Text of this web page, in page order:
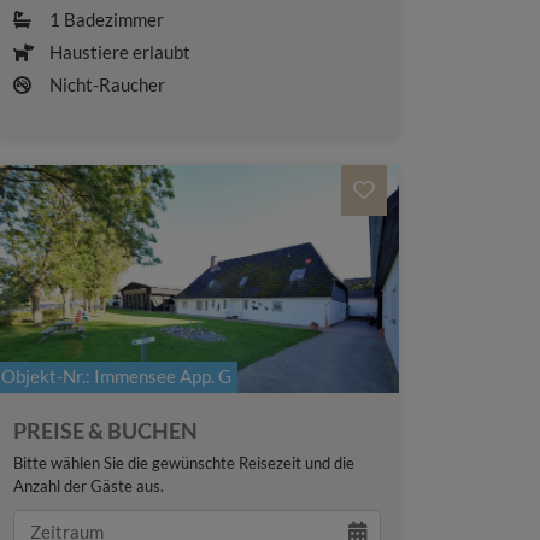
1 Badezimmer
Haustiere erlaubt
Nicht-Raucher
Objekt-Nr.: Immensee App. G
PREISE & BUCHEN
Bitte wählen Sie die gewünschte Reisezeit und die
Anzahl der Gäste aus.